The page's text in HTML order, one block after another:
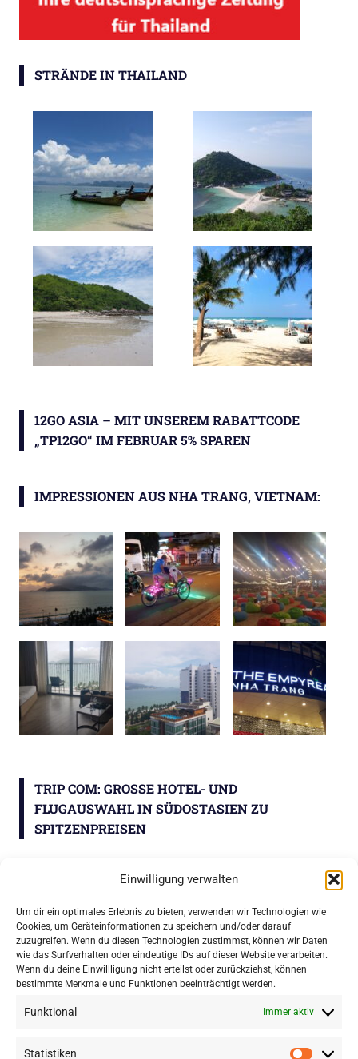
Einwilligung verwalten
Um dir ein optimales Erlebnis zu bieten, verwenden wir Technologien wie
Cookies, um Geräteinformationen zu speichern und/oder darauf
zuzugreifen. Wenn du diesen Technologien zustimmst, können wir Daten
wie das Surfverhalten oder eindeutige IDs auf dieser Website verarbeiten.
Wenn du deine Einwillligung nicht erteilst oder zurückziehst, können
bestimmte Merkmale und Funktionen beeinträchtigt werden.
Funktional Immer aktiv
Statistiken
STRÄNDE IN THAILAND
12GO ASIA – MIT UNSEREM RABATTCODE
„TP12GO“ IM FEBRUAR 5% SPAREN
IMPRESSIONEN AUS NHA TRANG, VIETNAM:
TRIP COM: GROSSE HOTEL- UND F
LUGAUSWAHL IN SÜDOSTASIEN ZU S
PITZENPREISEN
WordPress-Theme: Gridbox von ThemeZee.
Impressum|Datenschutz